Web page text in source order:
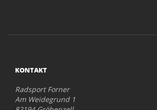
KONTAKT
Radsport Forner
Am Weidegrund 1